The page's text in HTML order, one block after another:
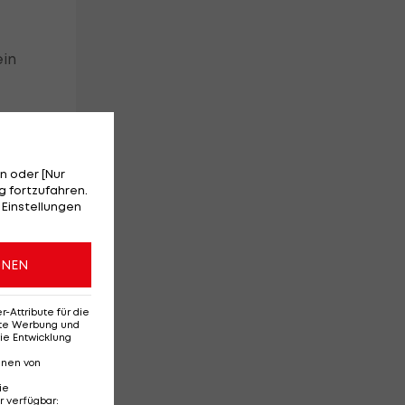
oder [Nur
fortzufahren.
Attribute für die
Werbung und
Entwicklung
von
verfügbar: